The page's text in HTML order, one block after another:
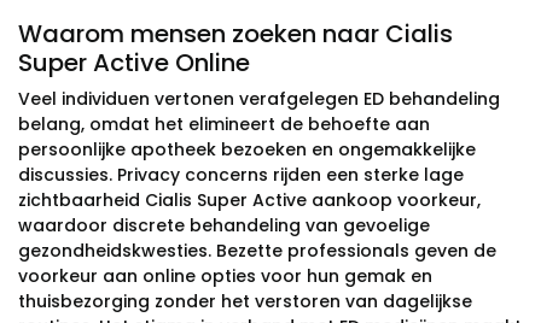
Waarom mensen zoeken naar Cialis
Super Active Online
Veel individuen vertonen verafgelegen ED behandeling
belang, omdat het elimineert de behoefte aan
persoonlijke apotheek bezoeken en ongemakkelijke
discussies. Privacy concerns rijden een sterke lage
zichtbaarheid Cialis Super Active aankoop voorkeur,
waardoor discrete behandeling van gevoelige
gezondheidskwesties. Bezette professionals geven de
voorkeur aan online opties voor hun gemak en
thuisbezorging zonder het verstoren van dagelijkse